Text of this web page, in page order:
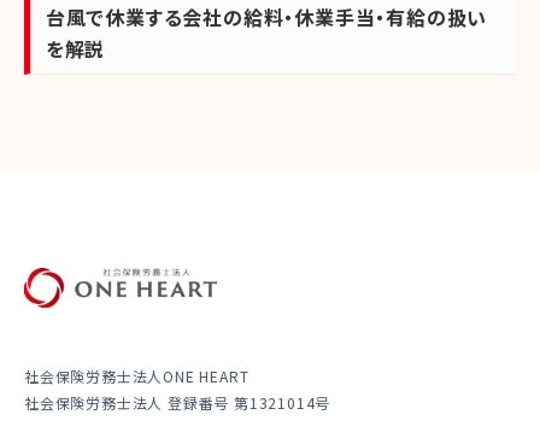
台風で休業する会社の給料・休業手当・有給の扱い
を解説
社会保険労務士法人ONE HEART
社会保険労務士法人 登録番号 第1321014号